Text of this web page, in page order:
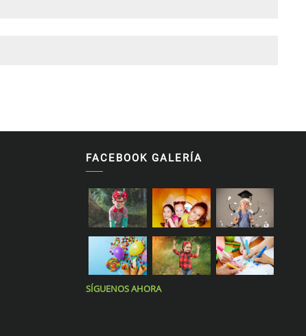
FACEBOOK GALERÍA
SÍGUENOS AHORA